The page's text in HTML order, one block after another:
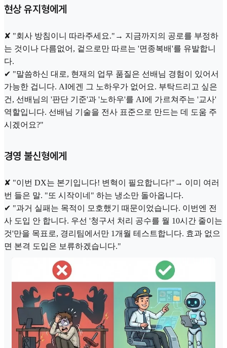
현상 유지형에게
✘ "회사 방침이니 따라주세요."→ 지금까지의 공로를 부정하
는 것이나 다름없어, 겉으로만 따르는 '면종복배'를 유발합니
다.
✔ "말씀하신 대로, 현재의 업무 품질은 선배님 경험이 있어서
가능한 겁니다. AI에겐 그 노하우가 없어요. 부탁드리고 싶은
건, 선배님의 '판단 기준'과 '노하우'를 AI에 가르쳐주는 '교사'
역할입니다. 선배님 기술을 전사 표준으로 만드는 데 도움 주
시겠어요?"
경영 불신형에게
✘ "이번 DX는 본기입니다! 변혁이 필요합니다!"→ 이미 여러
번 들은 말. "또 시작이네" 하는 냉소만 돌아옵니다.
✔ "과거 실패는 목적이 모호했기 때문이었습니다. 이번엔 전
사 도입 안 합니다. 우선 '청구서 처리 공수를 월 10시간 줄이는
것'만을 목표로, 경리팀에서만 1개월 테스트합니다. 효과 없으
면 본격 도입은 보류하겠습니다."